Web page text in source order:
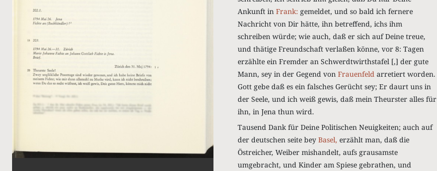
Ankunft in Frank: gemeldet, und so bald ich fernere
Nachricht von Dir hätte, ihn betreffend, ichs ihm
schreiben würde; wie auch, daß er sich auf Deine treue,
und thätige Freundschaft verlaßen könne, vor 8: Tagen
erzählte ein Fremder an Schwerdtwirthstafel [,] der gute
Mann, sey in der Gegend von Frauenfeldarretiert worden.
Gott gebe daß es ein falsches Gerücht sey; Er daurt uns in
der Seele, und ich weiß gewis, daß mein Theurster alles für
ihn, in Jena thun wird.
Tausend Dank für Deine Politischen Neuigkeiten; auch auf
der deutschen seite bey Basel, erzählt man, daß die
Östreicher, Weiber mishandelt, aufs grausamste
umgebracht, und Kinder am Spiese gebrathen, und